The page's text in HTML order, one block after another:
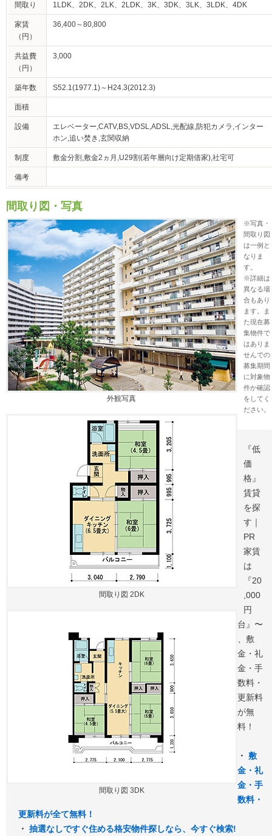
間取り 1LDK、2DK、2LK、2LDK、3K、3DK、3LK、3LDK、4DK
家賃
（円）
36,400～80,800
共益費
（円）
3,000
築年数 S52.1(1977.1)～H24.3(2012.3)
面積
設備
エレベーター,CATV,BS,VDSL,ADSL,光配線,防犯カメラ,インター
ホン,追い焚き,玄関収納
制度 敷金分割,敷金2ヵ月,U29割(若年層向け定期借家),社宅可
備考
間取り図・写真
外観写真
間取り図 2DK
間取り図 3DK
※写真・
間取り図
は一例と
なりま
す。
※詳細は
異なる場
合もあり
ます。ま
た現在募
集物件で
はありま
せんでの
募集期間
に対象物
件か確認
をしてく
ださい。
『低
価
格』
賃貸
を探
す｜
PR
家賃
は
『20
,000
円
台』〜
、敷
金・礼
金・手
数料・
更新料
が無
料！
・ 敷
金・礼
金・手
数料・
更新料が全て無料！
・ 抽選なしですぐ住める格安物件探しなら、今すぐ検索!